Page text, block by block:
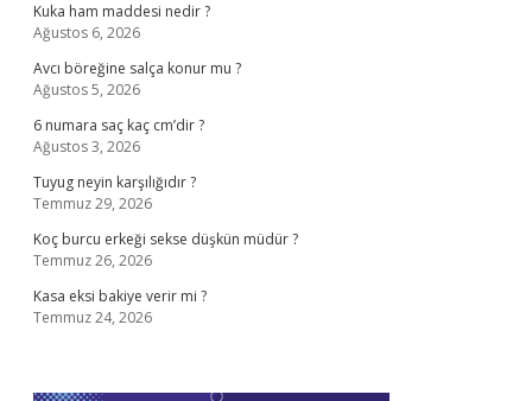
Kuka ham maddesi nedir ?
Ağustos 6, 2026
Avcı böreğine salça konur mu ?
Ağustos 5, 2026
6 numara saç kaç cm’dir ?
Ağustos 3, 2026
Tuyug neyin karşılığıdır ?
Temmuz 29, 2026
Koç burcu erkeği sekse düşkün müdür ?
Temmuz 26, 2026
Kasa eksi bakiye verir mi ?
Temmuz 24, 2026